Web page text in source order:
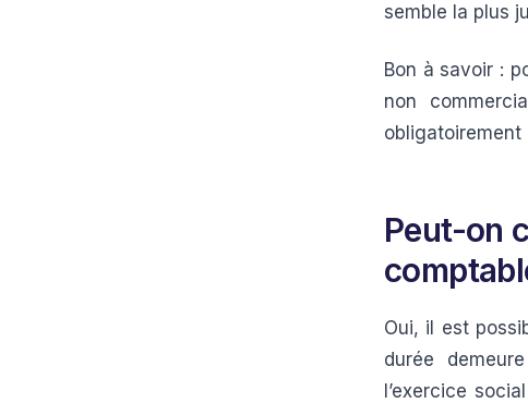
semble la plus
Bon à savoir :
non
obligatoirement
Peut-on
Oui, il est
durée
l’exercice